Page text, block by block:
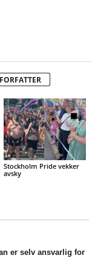
Stockholm Pride vekker
avsky
er selv ansvarlig for